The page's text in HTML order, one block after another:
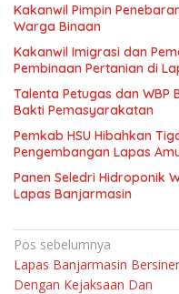
Kakanwil Pimpin
Warga Binaan
Kakanwil Imigrasi dan
Pembinaan Pertanian di
Talenta Petugas dan
Bakti Pemasyarakatan
Pemkab HSU Hibahkan
Pengembangan Lapas
Panen Seledri Hidroponik
Lapas Banjarmasin
Navigasi
pos
Pos sebelumnya
Lapas Banjarmasin
Dengan Kejaksaan Dan